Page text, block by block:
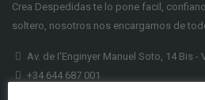
Crea Despedidas te lo pone facil,
soltero, nosotros nos encargamos de
Av. de I'Enginyer Manuel Soto, 14 Bis -
+34 644 687 001